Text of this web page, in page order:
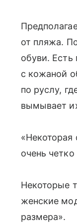
от пляжа.
обуви. Есть
с кожаной
по руслу,
вымывает
«Некоторая
очень
Некоторые
женские
размера».